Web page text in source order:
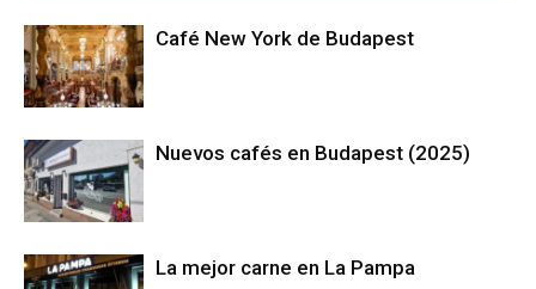
Café New York de Budapest
Nuevos cafés en Budapest (2025)
La mejor carne en La Pampa